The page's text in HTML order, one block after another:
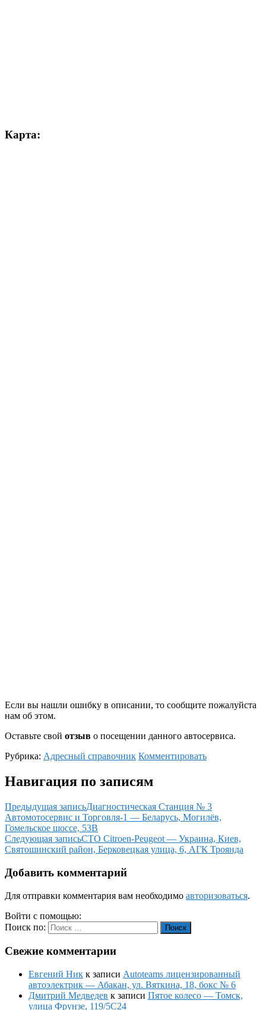
Карта:
Если вы нашли ошибку в описании, то сообщите пожалуйста
нам об этом.
Оставьте свой отзыв о посещении данного автосервиса.
Рубрика: Адресный справочник Комментировать
Навигация по записям
Предыдущая записьДиагностическая Станция № 3
Автомотосервис и Торговля-1 — Беларусь, Могилёв,
Гомельское шоссе, 53В
Следующая записьСТО Citroen-Peugeot — Украина, Киев,
Святошинский район, Берковецкая улица, 6, АГК Троянда
Добавить комментарий
Для отправки комментария вам необходимо авторизоваться.
Войти с помощью:
Поиск по:
Поиск
Свежие комментарии
Евгений Ник к записи Autoteams лицензированный
автоэлектрик — Абакан, ул. Вяткина, 18, бокс № 6
Дмитрий Медведев к записи Пятое колесо — Томск,
улица Фрунзе, 119/5С24